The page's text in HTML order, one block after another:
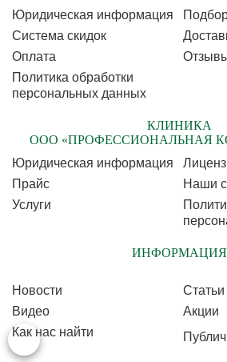
Юридическая информация
Cистема скидок
Оплата
Политика обработки
персональных данных
КЛИНИКА
ООО «ПРОФЕССИОНАЛЬНАЯ
Юридическая информация
Прайс
Наши
Услуги
ИНФОРМАЦИЯ
Новости
Статьи
Видео
Акции
Как нас найти